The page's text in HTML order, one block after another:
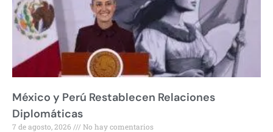
México y Perú Restablecen Relaciones
Diplomáticas
7 de agosto, 2026 No hay comentarios